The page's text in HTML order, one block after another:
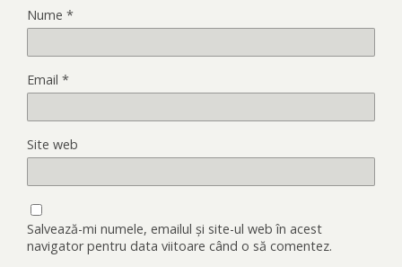
Nume *
Email *
Site web
Salvează-mi numele, emailul și site-ul web în acest
navigator pentru data viitoare când o să comentez.